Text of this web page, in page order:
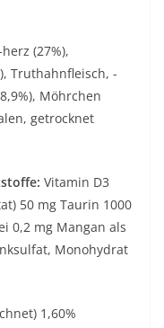
(27%),
Truthahnfleisch, -
Möhrchen
getrocknet
Vitamin D3
50 mg Taurin 1000
0,2 mg Mangan als
Monohydrat
1,60%